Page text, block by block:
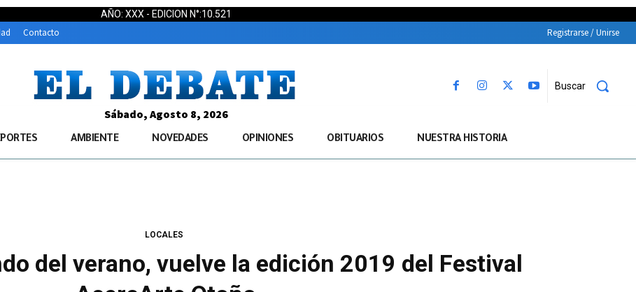
AÑO: XXX - EDICION N°:10.521
Contacto Registrarse / Unirse
Buscar
Sábado, Agosto 8, 2026
AMBIENTE NOVEDADES OPINIONES OBITUARIOS NUESTRA HISTORIA
LOCALES
del verano, vuelve la edición 2019 del Festival